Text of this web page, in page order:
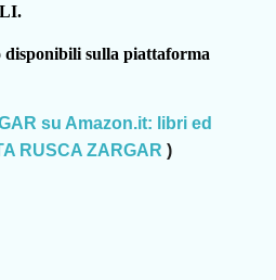
sulla piattaforma
su Amazon.it: libri ed
RUSCA ZARGAR )